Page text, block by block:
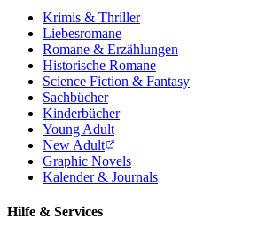
Krimis & Thriller
Liebesromane
Romane & Erzählungen
Historische Romane
Science Fiction & Fantasy
Sachbücher
Kinderbücher
Young Adult
New Adult
Graphic Novels
Kalender & Journals
Hilfe & Services